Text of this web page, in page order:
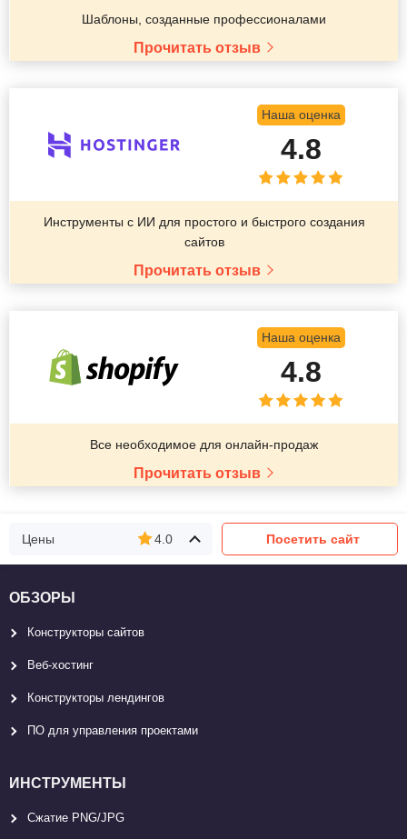
Шаблоны, созданные профессионалами
Прочитать отзыв
Наша оценка
4.8
Инструменты с ИИ для простого и быстрого создания
сайтов
Прочитать отзыв
Наша оценка
4.8
Все необходимое для онлайн-продаж
Прочитать отзыв
Цены 4.0 Посетить сайт
ОБЗОРЫ
Конструкторы сайтов
Веб-хостинг
Конструкторы лендингов
ПО для управления проектами
ИНСТРУМЕНТЫ
Сжатие PNG/JPG